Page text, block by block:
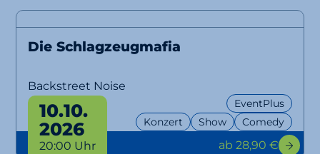
Die Schlagzeugmafia
Backstreet Noise
Konzert Show Comedy
EventPlus
10.10.
2026
20:00 Uhr ab 28,90 €